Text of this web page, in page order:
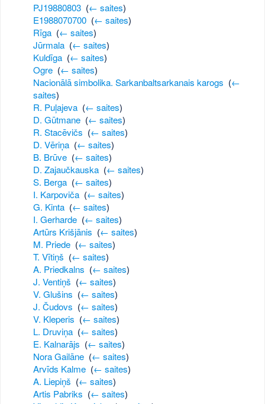
PJ19880803‎ (← saites)
E1988070700‎ (← saites)
Rīga‎ (← saites)
Jūrmala‎ (← saites)
Kuldīga‎ (← saites)
Ogre‎ (← saites)
Nacionālā simbolika. Sarkanbaltsarkanais karogs (←
saites)
R. Puļajeva‎ (← saites)
D. Gūtmane‎ (← saites)
R. Stacēvičs (← saites)
D. Vēriņa‎ (← saites)
B. Brūve‎ (← saites)
D. Zajaučkauska‎ (← saites)
S. Berga‎ (← saites)
I. Karpoviča‎ (← saites)
G. Kinta‎ (← saites)
I. Gerharde‎ (← saites)
Artūrs Krišjānis (← saites)
M. Priede‎ (← saites)
T. Vītiņš (← saites)
A. Priedkalns (← saites)
J. Ventiņš (← saites)
V. Glušins (← saites)
J. Čudovs (← saites)
V. Kleperis (← saites)
L. Druviņa‎ (← saites)
E. Kalnarājs (← saites)
Nora Gailāne‎ (← saites)
Arvīds Kalme‎ (← saites)
A. Liepiņš (← saites)
Artis Pabriks (← saites)